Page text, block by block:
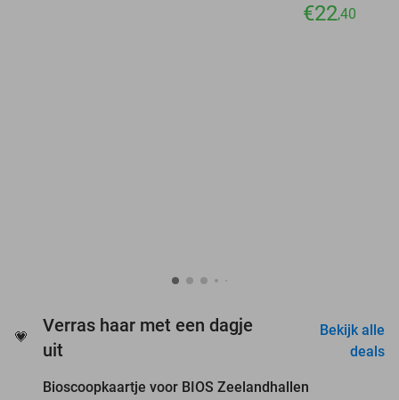
€22,40
💗
Verras haar met een dagje
uit
Bekijk alle
deals
favorite_border
Bioscoopkaartje voor BIOS Zeelandhallen